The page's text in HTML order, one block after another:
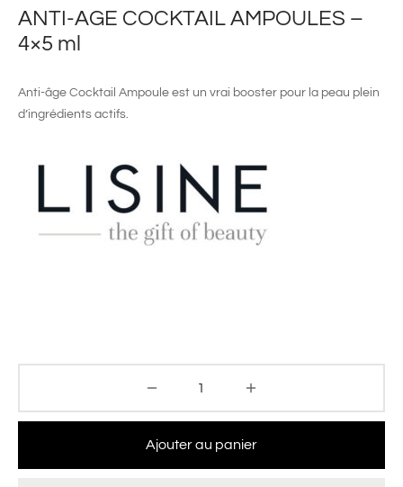
ANTI-AGE COCKTAIL AMPOULES –
4×5 ml
Anti-âge Cocktail Ampoule est un vrai booster pour la peau plein
d’ingrédients actifs.
Ajouter au panier